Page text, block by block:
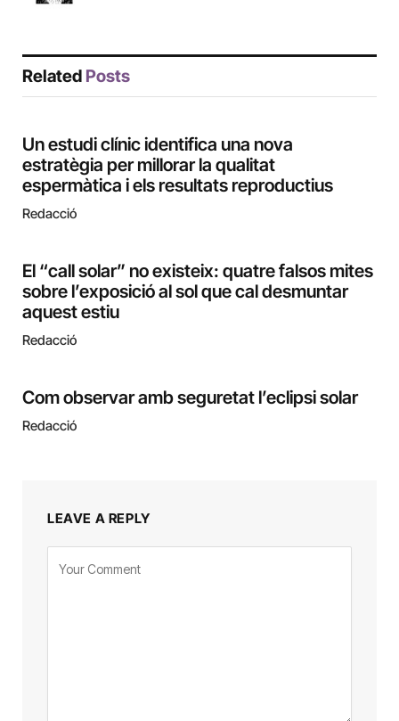
Related Posts
Un estudi clínic identifica una nova
estratègia per millorar la qualitat
espermàtica i els resultats reproductius
Redacció
El “call solar” no existeix: quatre falsos mites
sobre l’exposició al sol que cal desmuntar
aquest estiu
Redacció
Com observar amb seguretat l’eclipsi solar
Redacció
LEAVE A REPLY